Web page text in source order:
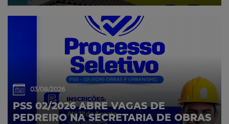
03/08/2026
PSS 02/2026 ABRE VAGAS DE
PEDREIRO NA SECRETARIA DE OBRAS